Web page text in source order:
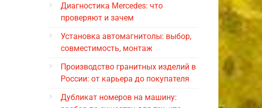
Диагностика Mercedes: что
проверяют и зачем
Установка автомагнитолы: выбор,
совместимость, монтаж
Производство гранитных изделий в
России: от карьера до покупателя
Дубликат номеров на машину: